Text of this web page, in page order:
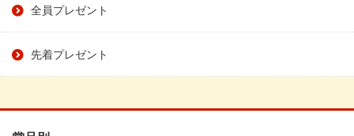
全員プレゼント
先着プレゼント